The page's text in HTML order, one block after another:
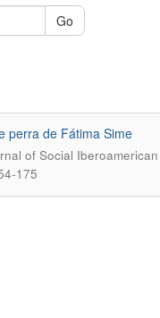
Go
perra de Fátima Sime
of Social
175